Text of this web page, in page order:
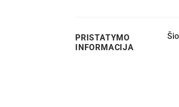
PRISTATYMO
INFORMACIJA